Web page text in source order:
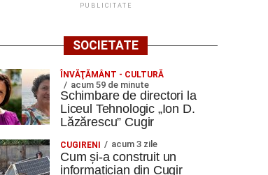
PUBLICITATE
SOCIETATE
ÎNVĂŢĂMÂNT - CULTURĂ
acum 59 de minute
Schimbare de directori la
Liceul Tehnologic „Ion D.
Lăzărescu” Cugir
CUGIRENI acum 3 zile
Cum și-a construit un
informatician din Cugir